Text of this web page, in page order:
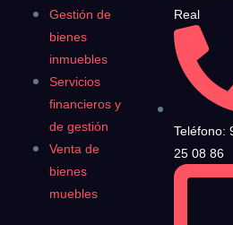
Gestión de
bienes
inmuebles
Servicios
financieros y
de gestión
Venta de
bienes
muebles
Real
Teléfono:
25 08 86